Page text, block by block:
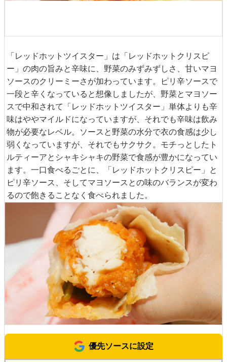
「レッドホットツイスター」は「レッドホットクリスピ
ー」の肉の旨みと辛味に、野菜のみずみずしさ、甘いマヨ
ソースのクリーミーさが加わっています。ピリ辛ソースで
一段と辛くなっていると想像しましたが、野菜とマヨソー
スで中和されて「レッドホットツイスター」単体よりも辛
味はややマイルドになっていますが、それでも辛味は飲み
物が必要なレベル。ソースと野菜の水分で衣の食感は少し
弱くなっていますが、それでもサクサク。モチっとしたト
ルティーアとシャキシャキの野菜で食感が豊かになってい
ます。一口食べるごとに、「レッドホットクリスピー」と
ピリ辛ソース、そしてマヨソースとの味のバランスが変わ
るので飽きることなく食べられました。
優先ソースに設定